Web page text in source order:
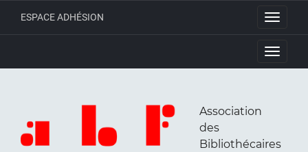
Toggle
ESPACE ADHÉSION
Toggle
Association
des
Bibliothécaires